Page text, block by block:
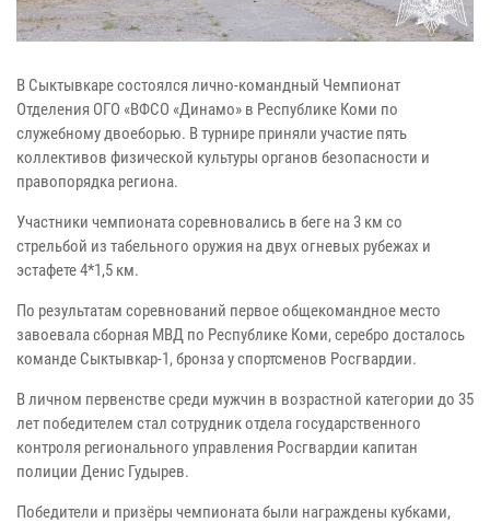
В Сыктывкаре состоялся лично-командный Чемпионат
Отделения ОГО «ВФСО «Динамо» в Республике Коми по
служебному двоеборью. В турнире приняли участие пять
коллективов физической культуры органов безопасности и
правопорядка региона.
Участники чемпионата соревновались в беге на 3 км со
стрельбой из табельного оружия на двух огневых рубежах и
эстафете 4*1,5 км.
По результатам соревнований первое общекомандное место
завоевала сборная МВД по Республике Коми, серебро досталось
команде Сыктывкар-1, бронза у спортсменов Росгвардии.
В личном первенстве среди мужчин в возрастной категории до 35
лет победителем стал сотрудник отдела государственного
контроля регионального управления Росгвардии капитан
полиции Денис Гудырев.
Победители и призёры чемпионата были награждены кубками,